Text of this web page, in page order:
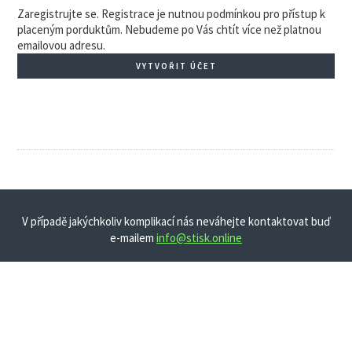
Zaregistrujte se. Registrace je nutnou podmínkou pro přístup k
placeným porduktům. Nebudeme po Vás chtít více než platnou
emailovou adresu.
VYTVOŘIT ÚČET
V případě jakýchkoliv komplikací nás neváhejte kontaktovat buď
e-mailem info@stisk.online